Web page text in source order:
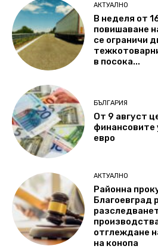
АКТУАЛНО
В неделя от
повишаване
се ограничи
в посока...
БЪЛГАРИЯ
От 9 август
финансовите
евро
АКТУАЛНО
Районна
Благоевград
отглеждане
на конопа